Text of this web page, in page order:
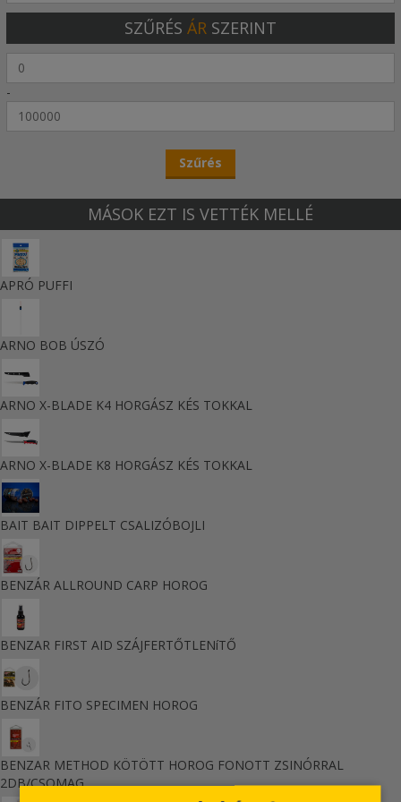
SZŰRÉS ÁR SZERINT
-
MÁSOK EZT IS VETTÉK MELLÉ
APRÓ PUFFI
ARNO BOB ÚSZÓ
ARNO X-BLADE K4 HORGÁSZ KÉS TOKKAL
ARNO X-BLADE K8 HORGÁSZ KÉS TOKKAL
BAIT BAIT DIPPELT CSALIZÓBOJLI
BENZÁR ALLROUND CARP HOROG
BENZAR FIRST AID SZÁJFERTŐTLENíTŐ
BENZÁR FITO SPECIMEN HOROG
BENZAR METHOD KÖTÖTT HOROG FONOTT ZSINÓRRAL
2DB/CSOMAG